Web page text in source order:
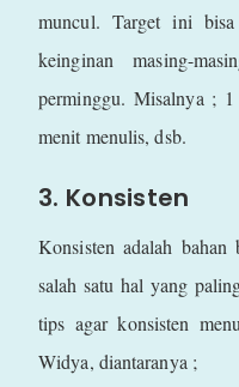
muncul. Target ini
keinginan masing-
perminggu. Misalnya ;
menit menulis, dsb.
3. Konsisten
Konsisten adalah
salah satu hal yang
tips agar konsisten
Widya, diantaranya ;